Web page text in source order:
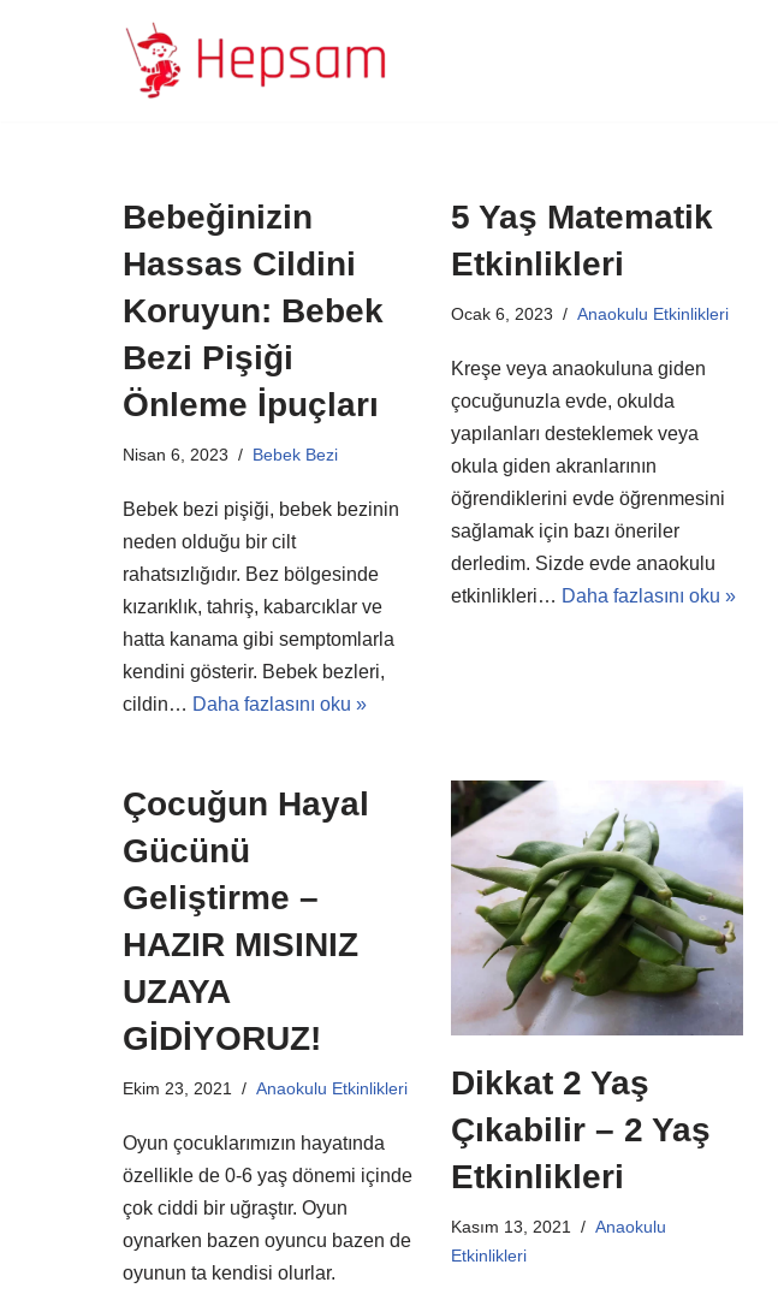
Bebeğinizin
Hassas Cildini
Koruyun: Bebek
Bezi Pişiği
Önleme İpuçları
Nisan 6, 2023 Bebek Bezi
Bebek bezi pişiği, bebek bezinin
neden olduğu bir cilt
rahatsızlığıdır. Bez bölgesinde
kızarıklık, tahriş, kabarcıklar ve
hatta kanama gibi semptomlarla
kendini gösterir. Bebek bezleri,
cildin… Daha fazlasını oku »
5 Yaş Matematik
Etkinlikleri
Ocak 6, 2023 Anaokulu Etkinlikleri
Kreşe veya anaokuluna giden
çocuğunuzla evde, okulda
yapılanları desteklemek veya
okula giden akranlarının
öğrendiklerini evde öğrenmesini
sağlamak için bazı öneriler
derledim. Sizde evde anaokulu
etkinlikleri… Daha fazlasını oku »
Çocuğun Hayal
Gücünü
Geliştirme –
HAZIR MISINIZ
UZAYA
GİDİYORUZ!
Ekim 23, 2021 Anaokulu Etkinlikleri
Oyun çocuklarımızın hayatında
özellikle de 0-6 yaş dönemi içinde
çok ciddi bir uğraştır. Oyun
oynarken bazen oyuncu bazen de
oyunun ta kendisi olurlar.
Dikkat 2 Yaş
Çıkabilir – 2 Yaş
Etkinlikleri
Kasım 13, 2021
Anaokulu
Etkinlikleri